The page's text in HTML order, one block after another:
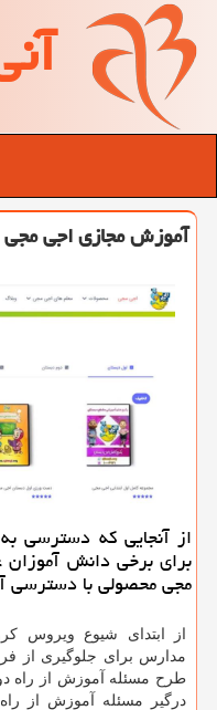
آموزش مجازی اجی مجی
از آنجایی كه دسترسی
برای برخی دانش
مجی محصولی با دسترسی
از ابتدای شیوع ویروس
مدارس برای جلوگیری از
طرح مسئله آموزش از راه
درگیر مسئله آموزش از